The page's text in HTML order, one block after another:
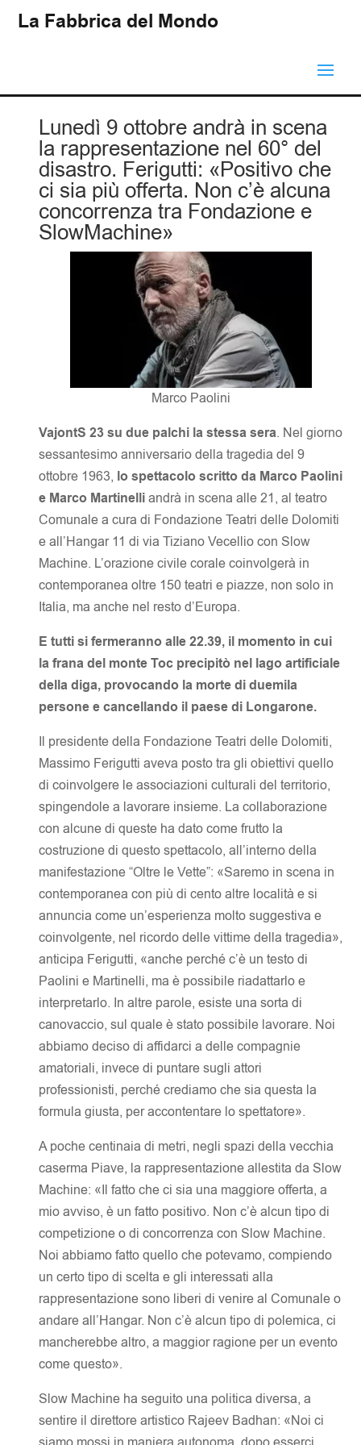
La Fabbrica del Mondo
Lunedì 9 ottobre andrà in scena
la rappresentazione nel 60° del
disastro. Ferigutti: «Positivo che
ci sia più offerta. Non c’è alcuna
concorrenza tra Fondazione e
SlowMachine»
Marco Paolini
VajontS 23 su due palchi la stessa sera. Nel giorno
sessantesimo anniversario della tragedia del 9
ottobre 1963, lo spettacolo scritto da Marco Paolini
e Marco Martinelliandrà in scena alle 21, al teatro
Comunale a cura di Fondazione Teatri delle Dolomiti
e all’Hangar 11 di via Tiziano Vecellio con Slow
Machine. L’orazione civile corale coinvolgerà in
contemporanea oltre 150 teatri e piazze, non solo in
Italia, ma anche nel resto d’Europa.
E tutti si fermeranno alle 22.39, il momento in cui
la frana del monte Toc precipitò nel lago artificiale
della diga, provocando la morte di duemila
persone e cancellando il paese di Longarone.
Il presidente della Fondazione Teatri delle Dolomiti,
Massimo Ferigutti aveva posto tra gli obiettivi quello
di coinvolgere le associazioni culturali del territorio,
spingendole a lavorare insieme. La collaborazione
con alcune di queste ha dato come frutto la
costruzione di questo spettacolo, all’interno della
manifestazione “Oltre le Vette”: «Saremo in scena in
contemporanea con più di cento altre località e si
annuncia come un’esperienza molto suggestiva e
coinvolgente, nel ricordo delle vittime della tragedia»,
anticipa Ferigutti, «anche perché c’è un testo di
Paolini e Martinelli, ma è possibile riadattarlo e
interpretarlo. In altre parole, esiste una sorta di
canovaccio, sul quale è stato possibile lavorare. Noi
abbiamo deciso di affidarci a delle compagnie
amatoriali, invece di puntare sugli attori
professionisti, perché crediamo che sia questa la
formula giusta, per accontentare lo spettatore».
A poche centinaia di metri, negli spazi della vecchia
caserma Piave, la rappresentazione allestita da Slow
Machine: «Il fatto che ci sia una maggiore offerta, a
mio avviso, è un fatto positivo. Non c’è alcun tipo di
competizione o di concorrenza con Slow Machine.
Noi abbiamo fatto quello che potevamo, compiendo
un certo tipo di scelta e gli interessati alla
rappresentazione sono liberi di venire al Comunale o
andare all’Hangar. Non c’è alcun tipo di polemica, ci
mancherebbe altro, a maggior ragione per un evento
come questo».
Slow Machine ha seguito una politica diversa, a
sentire il direttore artistico Rajeev Badhan: «Noi ci